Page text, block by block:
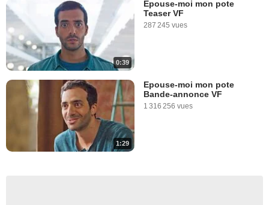
0:39
Epouse-moi mon pote
Teaser VF
287 245 vues
1:29
Epouse-moi mon pote
Bande-annonce VF
1 316 256 vues